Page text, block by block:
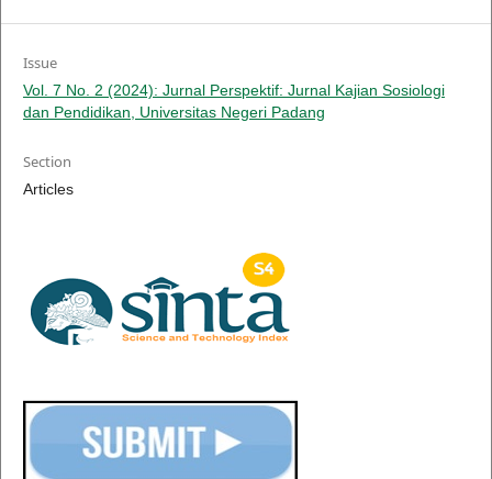
Issue
Vol. 7 No. 2 (2024): Jurnal Perspektif: Jurnal Kajian Sosiologi
dan Pendidikan, Universitas Negeri Padang
Section
Articles